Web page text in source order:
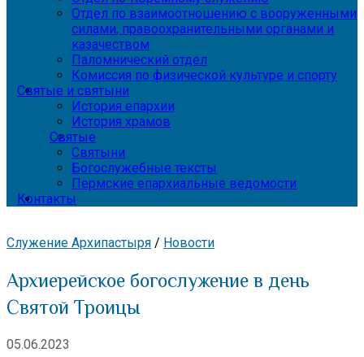
Отдел по взаимоотношению с вооруженными
силами, правоохранительными органами и
казачеством
Паломнический отдел
Комиссия по физической культуре и спорту
Святые и святыни
История епархии
История храмов
Святые
Святыни
Богослужебные тексты
Пермские епархиальные ведомости
Контакты
Служение Архипастыря / Новости
Архиерейское богослужение в день
Святой Троицы
05.06.2023